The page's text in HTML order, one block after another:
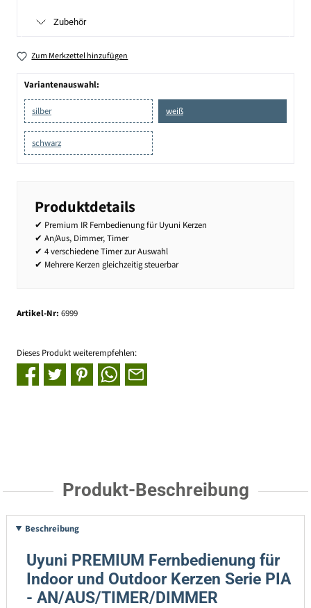
Zubehör
Zum Merkzettel hinzufügen
Variantenauswahl:
silber weiß
schwarz
Produktdetails
✔ Premium IR Fernbedienung für Uyuni Kerzen
✔ An/Aus, Dimmer, Timer
✔ 4 verschiedene Timer zur Auswahl
✔ Mehrere Kerzen gleichzeitig steuerbar
Artikel-Nr: 6999
Dieses Produkt weiterempfehlen:
Produkt-Beschreibung
Beschreibung
Uyuni PREMIUM Fernbedienung für
Indoor und Outdoor Kerzen Serie PIA
- AN/AUS/TIMER/DIMMER